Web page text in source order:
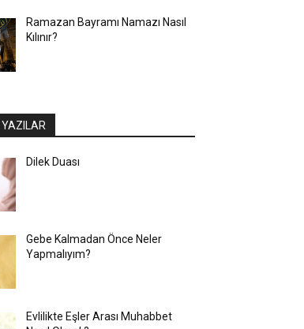
Ramazan Bayramı Namazı Nasıl
Kılınır?
YAZILAR
Dilek Duası
Gebe Kalmadan Önce Neler
Yapmalıyım?
Evlilikte Eşler Arası Muhabbet